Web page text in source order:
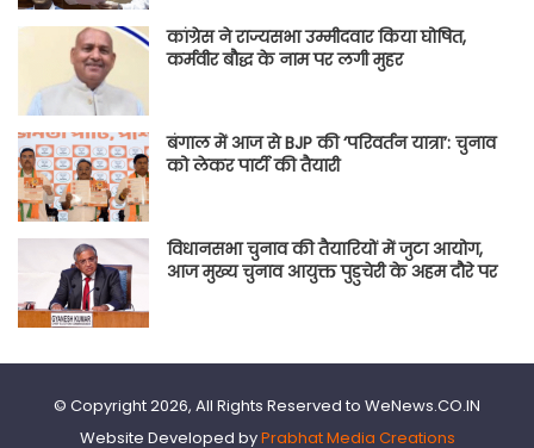
कांग्रेस ने राज्यसभा उम्मीदवार किया घोषित,
कर्मवीर बौद्ध के नाम पर लगी मुहर
बंगाल में आज से BJP की ‘परिवर्तन यात्रा’: चुनाव
को लेकर पार्टी की तैयारी
विधानसभा चुनाव की तैयारियों में जुटा आयोग,
आज मुख्य चुनाव आयुक्त पुडुचेरी के अहम दौरे पर
© Copyright 2026, All Rights Reserved to WeNews.CO.IN
Website Developed byPrabhat Media Creations